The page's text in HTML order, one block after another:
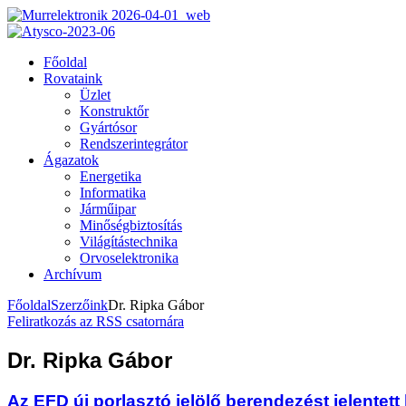
Főoldal
Rovataink
Üzlet
Konstruktőr
Gyártósor
Rendszerintegrátor
Ágazatok
Energetika
Informatika
Járműipar
Minőségbiztosítás
Világítástechnika
Orvoselektronika
Archívum
FőoldalSzerzőinkDr. Ripka Gábor
Feliratkozás az RSS csatornára
Dr. Ripka Gábor
Az EFD új porlasztó jelölő berendezést jelentett